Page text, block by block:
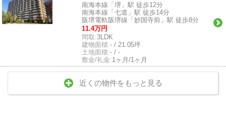
南海本線「堺」駅 徒歩12分
南海本線「七道」駅 徒歩14分
阪堺電軌阪堺線「妙国寺前」駅 徒歩8分
11.4万円
間取:3LDK
建物面積:- / 21.05坪
土地面積:- / -
敷金/礼金:1ヶ月/1ヶ月
近くの物件をもっと見る